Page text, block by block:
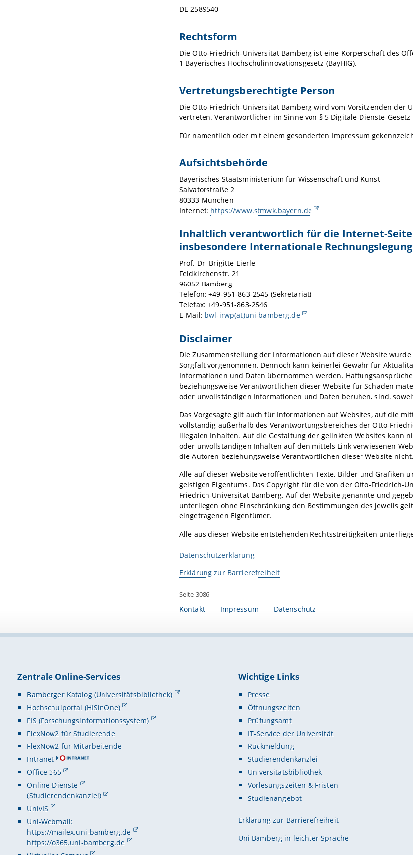
DE 2589540
Rechtsform
Die Otto-Friedrich-Universität Bamberg ist eine Körperschaft des
1 Bayerisches Hochschulinnovationsgesetz (BayHIG).
Vertretungsberechtigte Person
Die Otto-Friedrich-Universität Bamberg wird vom Vorsitzenden der
vertreten. Verantwortlicher im Sinne von § 5 Digitale-Dienste-
Für namentlich oder mit einem gesonderten Impressum
Aufsichtsbehörde
Bayerisches Staatsministerium für Wissenschaft und Kunst
Salvatorstraße 2
80333 München
Internet: https://www.stmwk.bayern.de
Inhaltlich verantwortlich für die Internet-
insbesondere Internationale
Prof. Dr. Brigitte Eierle
Feldkirchenstr. 21
96052 Bamberg
Telefon: +49-951-863-2545 (Sekretariat)
Telefax: +49-951-863-2546
E-Mail: bwl-irwp(at)uni-bamberg.de
Disclaimer
Die Zusammenstellung der Informationen auf dieser Website
Sorgfalt vorgenommen. Dennoch kann keinerlei Gewähr für
Informationen und Daten übernommen werden.
beziehungsweise Verantwortlichen dieser Website für Schäden
oder unvollständigen Informationen und Daten beruhen, sind,
Das Vorgesagte gilt auch für Informationen auf Websites, auf die
vollständig außerhalb des Verantwortungsbereiches der Otto-
illegalen Inhalten. Auf die Gestaltung der gelinkten Websites kann
oder unvollständigen Inhalten auf den mittels Link verwiesenen
die Autoren beziehungsweise Verantwortlichen dieser Website nicht.
Alle auf dieser Website veröffentlichten Texte, Bilder und Grafiken
geistigen Eigentums. Das Copyright für die von der Otto-Friedrich-
Friedrich-Universität Bamberg. Auf der Website genannte und
unterliegen ohne Einschränkung den Bestimmungen des jeweils
eingetragenen Eigentümer.
Alle aus dieser Website entstehenden Rechtsstreitigkeiten
Datenschutzerklärung
Erklärung zur Barrierefreiheit
Seite 3086
Kontakt Impressum Datenschutz
Zentrale Online-Services
Bamberger Katalog (Universitätsbibliothek)
Hochschulportal (HISinOne)
FIS (Forschungsinformationssystem)
FlexNow2 für Studierende
FlexNow2 für Mitarbeitende
Intranet
Office 365
Online-Dienste
(Studierendenkanzlei)
UnivIS
Uni-Webmail:
https://mailex.uni-bamberg.de
https://o365.uni-bamberg.de
Wichtige Links
Presse
Öffnungszeiten
Prüfungsamt
IT-Service der Universität
Rückmeldung
Studierendenkanzlei
Universitätsbibliothek
Vorlesungszeiten & Fristen
Studienangebot
Erklärung zur Barrierefreiheit
Uni Bamberg in leichter Sprache